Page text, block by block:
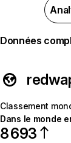
Données
Classement
Dans le monde
8 693